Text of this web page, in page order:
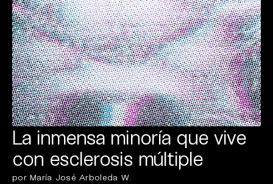
La inmensa minoría que vive
con esclerosis múltiple
por María José Arboleda W.